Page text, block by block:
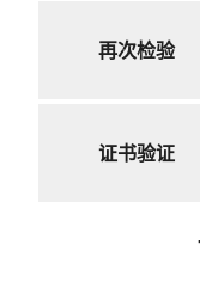
再次检验
证书验证